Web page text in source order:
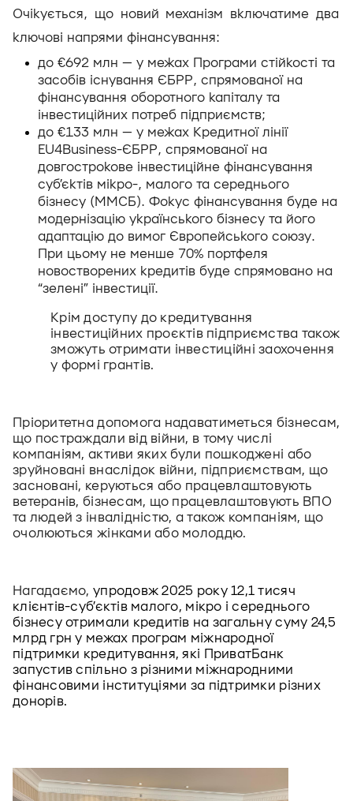
Очікується, що новий механізм включатиме два
ключові напрями фінансування:
до €692 млн — у межах Програми стійкості та
засобів існування ЄБРР, спрямованої на
фінансування оборотного капіталу та
інвестиційних потреб підприємств;
до €133 млн — у межах Кредитної лінії
EU4Business-ЄБРР, спрямованої на
довгострокове інвестиційне фінансування
суб’єктів мікро-, малого та середнього
бізнесу (ММСБ). Фокус фінансування буде на
модернізацію українського бізнесу та його
адаптацію до вимог Європейського союзу.
При цьому не менше 70% портфеля
новостворених кредитів буде спрямовано на
“зелені” інвестиції.
Крім доступу до кредитування
інвестиційних проєктів підприємства також
зможуть отримати інвестиційні заохочення
у формі грантів.
Пріоритетна допомога надаватиметься бізнесам,
що постраждали від війни, в тому числі
компаніям, активи яких були пошкоджені або
зруйновані внаслідок війни, підприємствам, що
засновані, керуються або працевлаштовують
ветеранів, бізнесам, що працевлаштовують ВПО
та людей з інвалідністю, а також компаніям, що
очолюються жінками або молоддю.
Нагадаємо, упродовж 2025 року 12,1 тисяч
клієнтів-суб’єктів малого, мікро і середнього
бізнесу отримали кредитів на загальну суму 24,5
млрд грн у межах програм міжнародної
підтримки кредитування, які ПриватБанк
запустив спільно з різними міжнародними
фінансовими інституціями за підтримки різних
донорів.